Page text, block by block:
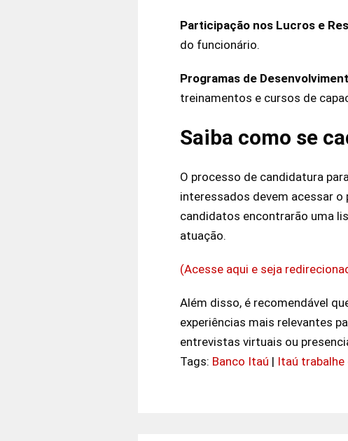
Participação nos Lucros e
do funcionário.
Programas de
treinamentos e cursos de
Saiba como se
O processo de candidatura
interessados devem acessar o
candidatos encontrarão uma
atuação.
(Acesse aqui e seja
Além disso, é recomendável
experiências mais relevantes
entrevistas virtuais ou
Tags: Banco Itaú | Itaú